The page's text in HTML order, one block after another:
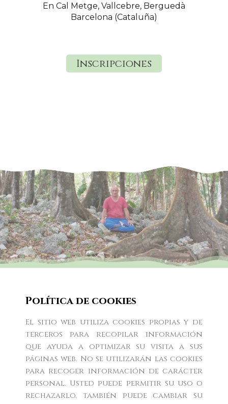
En Cal Metge, Vallcebre, Berguedà
Barcelona (Cataluña)
Inscripciones
Lobsang Zopa
Inicio Sobre mi Eventos
Desde el corazón
La Meditación
Prensa
Política de cookies
El sitio web utiliza cookies propias y de
terceros para recopilar información
que ayuda a optimizar su visita a sus
páginas web. No se utilizarán las cookies
para recoger información de carácter
personal. Usted puede permitir su uso o
rechazarlo, también puede cambiar su